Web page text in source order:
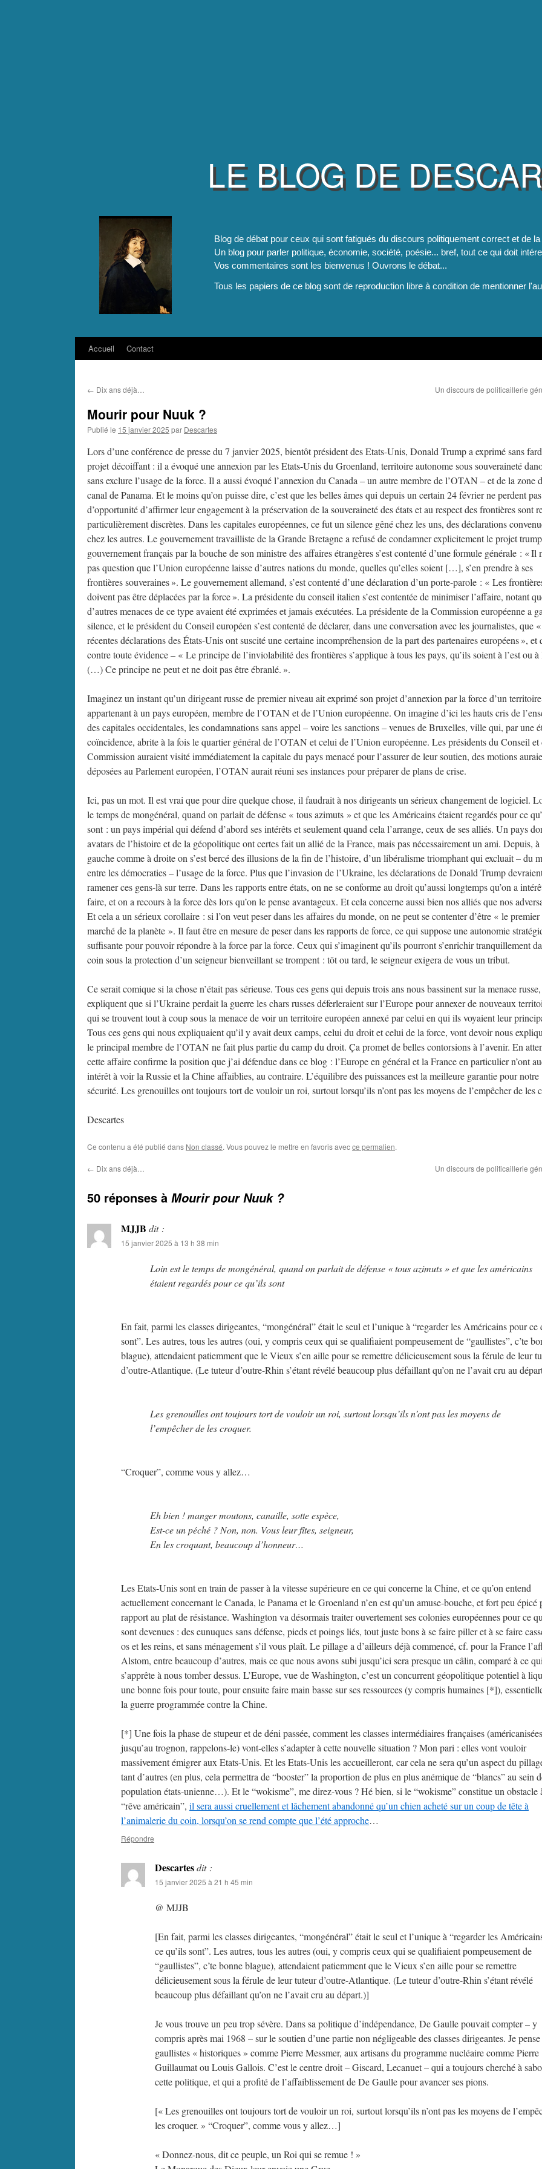
LE BLOG DE
Blog de débat pour ceux qui sont fatigués du discours politiquement correct et de
Un blog pour parler politique, économie, société, poésie... bref, tout ce qui doit
Vos commentaires sont les bienvenus ! Ouvrons le débat...
Tous les papiers de ce blog sont de reproduction libre à condition de mentionner
Aller
contenu
Accueil Contact
← Dix ans déjà… Un discours de politicaillerie
Mourir pour Nuuk ?
Publié le 15 janvier 2025 par Descartes
Lors d’une conférence de presse du 7 janvier 2025, bientôt président des Etats-Unis, Donald Trump a exprimé sans
projet décoiffant : il a évoqué une annexion par les Etats-Unis du Groenland, territoire autonome sous souveraineté
sans exclure l’usage de la force. Il a aussi évoqué l’annexion du Canada – un autre membre de l’OTAN – et de la zone
canal de Panama. Et le moins qu’on puisse dire, c’est que les belles âmes qui depuis un certain 24 février ne perdent pas
d’opportunité d’affirmer leur engagement à la préservation de la souveraineté des états et au respect des frontières sont
particulièrement discrètes. Dans les capitales européennes, ce fut un silence gêné chez les uns, des déclarations
chez les autres. Le gouvernement travailliste de la Grande Bretagne a refusé de condamner explicitement le projet
gouvernement français par la bouche de son ministre des affaires étrangères s’est contenté d’une formule générale : « Il
pas question que l’Union européenne laisse d’autres nations du monde, quelles qu’elles soient […], s’en prendre à ses
frontières souveraines ». Le gouvernement allemand, s’est contenté d’une déclaration d’un porte-parole : « Les
doivent pas être déplacées par la force ». La présidente du conseil italien s’est contentée de minimiser l’affaire, notant
d’autres menaces de ce type avaient été exprimées et jamais exécutées. La présidente de la Commission européenne a
silence, et le président du Conseil européen s’est contenté de déclarer, dans une conversation avec les journalistes, que
récentes déclarations des États-Unis ont suscité une certaine incompréhension de la part des partenaires européens », et
contre toute évidence – « Le principe de l’inviolabilité des frontières s’applique à tous les pays, qu’ils soient à l’est ou à
(…) Ce principe ne peut et ne doit pas être ébranlé. ».
Imaginez un instant qu’un dirigeant russe de premier niveau ait exprimé son projet d’annexion par la force d’un territoire
appartenant à un pays européen, membre de l’OTAN et de l’Union européenne. On imagine d’ici les hauts cris de
des capitales occidentales, les condamnations sans appel – voire les sanctions – venues de Bruxelles, ville qui, par une
coïncidence, abrite à la fois le quartier général de l’OTAN et celui de l’Union européenne. Les présidents du Conseil et
Commission auraient visité immédiatement la capitale du pays menacé pour l’assurer de leur soutien, des motions
déposées au Parlement européen, l’OTAN aurait réuni ses instances pour préparer de plans de crise.
Ici, pas un mot. Il est vrai que pour dire quelque chose, il faudrait à nos dirigeants un sérieux changement de logiciel.
le temps de mongénéral, quand on parlait de défense « tous azimuts » et que les Américains étaient regardés pour ce
sont : un pays impérial qui défend d’abord ses intérêts et seulement quand cela l’arrange, ceux de ses alliés. Un pays
avatars de l’histoire et de la géopolitique ont certes fait un allié de la France, mais pas nécessairement un ami. Depuis, à
gauche comme à droite on s’est bercé des illusions de la fin de l’histoire, d’un libéralisme triomphant qui excluait – du
entre les démocraties – l’usage de la force. Plus que l’invasion de l’Ukraine, les déclarations de Donald Trump
ramener ces gens-là sur terre. Dans les rapports entre états, on ne se conforme au droit qu’aussi longtemps qu’on a
faire, et on a recours à la force dès lors qu’on le pense avantageux. Et cela concerne aussi bien nos alliés que nos
Et cela a un sérieux corollaire : si l’on veut peser dans les affaires du monde, on ne peut se contenter d’être « le premier
marché de la planète ». Il faut être en mesure de peser dans les rapports de force, ce qui suppose une autonomie
suffisante pour pouvoir répondre à la force par la force. Ceux qui s’imaginent qu’ils pourront s’enrichir tranquillement
coin sous la protection d’un seigneur bienveillant se trompent : tôt ou tard, le seigneur exigera de vous un tribut.
Ce serait comique si la chose n’était pas sérieuse. Tous ces gens qui depuis trois ans nous bassinent sur la menace
expliquent que si l’Ukraine perdait la guerre les chars russes déferleraient sur l’Europe pour annexer de nouveaux
qui se trouvent tout à coup sous la menace de voir un territoire européen annexé par celui en qui ils voyaient leur
Tous ces gens qui nous expliquaient qu’il y avait deux camps, celui du droit et celui de la force, vont devoir nous
le principal membre de l’OTAN ne fait plus partie du camp du droit. Ça promet de belles contorsions à l’avenir. En
cette affaire confirme la position que j’ai défendue dans ce blog : l’Europe en général et la France en particulier n’ont
intérêt à voir la Russie et la Chine affaiblies, au contraire. L’équilibre des puissances est la meilleure garantie pour notre
sécurité. Les grenouilles ont toujours tort de vouloir un roi, surtout lorsqu’ils n’ont pas les moyens de l’empêcher de les
Descartes
Ce contenu a été publié dans Non classé. Vous pouvez le mettre en favoris avecce permalien.
← Dix ans déjà… Un discours de politicaillerie
50 réponses à Mourir pour Nuuk ?
MJJB dit :
15 janvier 2025 à 13 h 38 min
Loin est le temps de mongénéral, quand on parlait de défense « tous azimuts » et que les américains
étaient regardés pour ce qu’ils sont
En fait, parmi les classes dirigeantes, “mongénéral” était le seul et l’unique à “regarder les Américains pour ce
sont”. Les autres, tous les autres (oui, y compris ceux qui se qualifiaient pompeusement de “gaullistes”, c’te
blague), attendaient patiemment que le Vieux s’en aille pour se remettre délicieusement sous la férule de leur
d’outre-Atlantique. (Le tuteur d’outre-Rhin s’étant révélé beaucoup plus défaillant qu’on ne l’avait cru au
Les grenouilles ont toujours tort de vouloir un roi, surtout lorsqu’ils n’ont pas les moyens de
l’empêcher de les croquer.
“Croquer”, comme vous y allez…
Eh bien ! manger moutons, canaille, sotte espèce,
Est-ce un péché ? Non, non. Vous leur fîtes, seigneur,
En les croquant, beaucoup d’honneur…
Les Etats-Unis sont en train de passer à la vitesse supérieure en ce qui concerne la Chine, et ce qu’on entend
actuellement concernant le Canada, le Panama et le Groenland n’en est qu’un amuse-bouche, et fort peu épicé
rapport au plat de résistance. Washington va désormais traiter ouvertement ses colonies européennes pour ce
sont devenues : des eunuques sans défense, pieds et poings liés, tout juste bons à se faire piller et à se faire
os et les reins, et sans ménagement s’il vous plaît. Le pillage a d’ailleurs déjà commencé, cf. pour la France
Alstom, entre beaucoup d’autres, mais ce que nous avons subi jusqu’ici sera presque un câlin, comparé à ce qui
s’apprête à nous tomber dessus. L’Europe, vue de Washington, c’est un concurrent géopolitique potentiel à
une bonne fois pour toute, pour ensuite faire main basse sur ses ressources (y compris humaines [*]),
la guerre programmée contre la Chine.
[*] Une fois la phase de stupeur et de déni passée, comment les classes intermédiaires françaises (américanisées
jusqu’au trognon, rappelons-le) vont-elles s’adapter à cette nouvelle situation ? Mon pari : elles vont vouloir
massivement émigrer aux Etats-Unis. Et les Etats-Unis les accueilleront, car cela ne sera qu’un aspect du
tant d’autres (en plus, cela permettra de “booster” la proportion de plus en plus anémique de “blancs” au sein
population états-unienne…). Et le “wokisme”, me direz-vous ? Hé bien, si le “wokisme” constitue un obstacle
“rêve américain”, il sera aussi cruellement et lâchement abandonné qu’un chien acheté sur un coup de tête à
l’animalerie du coin, lorsqu’on se rend compte que l’été approche…
Répondre
Descartesdit :
15 janvier 2025 à 21 h 45 min
@ MJJB
[En fait, parmi les classes dirigeantes, “mongénéral” était le seul et l’unique à “regarder les
ce qu’ils sont”. Les autres, tous les autres (oui, y compris ceux qui se qualifiaient pompeusement de
“gaullistes”, c’te bonne blague), attendaient patiemment que le Vieux s’en aille pour se remettre
délicieusement sous la férule de leur tuteur d’outre-Atlantique. (Le tuteur d’outre-Rhin s’étant révélé
beaucoup plus défaillant qu’on ne l’avait cru au départ.)]
Je vous trouve un peu trop sévère. Dans sa politique d’indépendance, De Gaulle pouvait compter – y
compris après mai 1968 – sur le soutien d’une partie non négligeable des classes dirigeantes. Je pense
gaullistes « historiques » comme Pierre Messmer, aux artisans du programme nucléaire comme Pierre
Guillaumat ou Louis Gallois. C’est le centre droit – Giscard, Lecanuet – qui a toujours cherché à
cette politique, et qui a profité de l’affaiblissement de De Gaulle pour avancer ses pions.
[« Les grenouilles ont toujours tort de vouloir un roi, surtout lorsqu’ils n’ont pas les moyens de
les croquer. » “Croquer”, comme vous y allez…]
« Donnez-nous, dit ce peuple, un Roi qui se remue ! »